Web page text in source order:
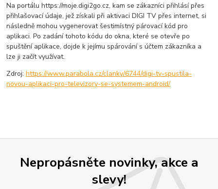
Na portálu https://moje.digi2go.cz, kam se zákazníci přihlásí přes
přihlašovací údaje, jež získali při aktivaci DIGI TV přes internet, si
následně mohou vygenerovat šestimístný párovací kód pro
aplikaci. Po zadání tohoto kódu do okna, které se otevře po
spuštění aplikace, dojde k jejímu spárování s účtem zákazníka a
lze ji začít využívat.
Zdroj:https://www.parabola.cz/clanky/6744/digi-tv-spustila-
novou-aplikaci-pro-televizory-se-systemem-android/
Nepropásněte novinky, akce a
slevy!